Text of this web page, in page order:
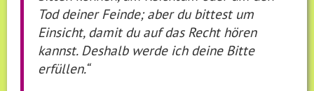
Tod deiner Feinde; aber du bittest um
Einsicht, damit du auf das Recht hören
kannst. Deshalb werde ich deine Bitte
erfüllen.“